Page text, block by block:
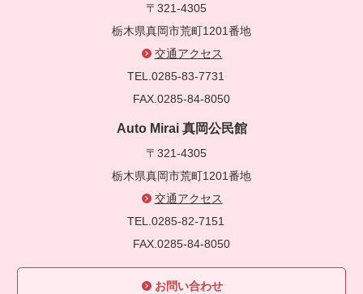
〒321-4305
栃木県真岡市荒町1201番地
交通アクセス
TEL.0285-83-7731
FAX.0285-84-8050
Auto Mirai 真岡公民館
〒321-4305
栃木県真岡市荒町1201番地
交通アクセス
TEL.0285-82-7151
FAX.0285-84-8050
お問い合わせ